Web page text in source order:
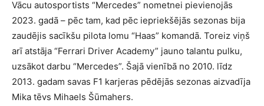
Vācu autosportists “Mercedes” nometnei pievienojās
2023. gadā – pēc tam, kad pēc iepriekšējās sezonas bija
zaudējis sacīkšu pilota lomu “Haas” komandā. Toreiz viņš
arī atstāja “Ferrari Driver Academy” jauno talantu pulku,
uzsākot darbu “Mercedes”. Šajā vienībā no 2010. līdz
2013. gadam savas F1 karjeras pēdējās sezonas aizvadīja
Mika tēvs Mihaels Šūmahers.